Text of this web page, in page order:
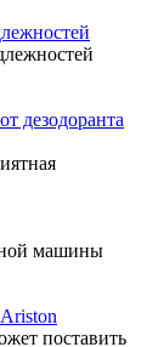
дезодоранта
машины
поставить